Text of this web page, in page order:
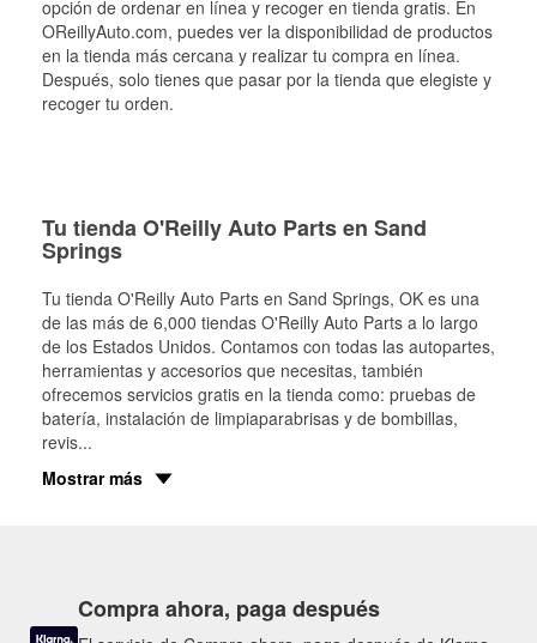
opción de ordenar en línea y recoger en tienda gratis. En
OReillyAuto.com, puedes ver la disponibilidad de productos
en la tienda más cercana y realizar tu compra en línea.
Después, solo tienes que pasar por la tienda que elegiste y
recoger tu orden.
Tu tienda O'Reilly Auto Parts en Sand
Springs
Tu tienda O'Reilly Auto Parts en Sand Springs, OK es una
de las más de 6,000 tiendas O'Reilly Auto Parts a lo largo
de los Estados Unidos. Contamos con todas las autopartes,
herramientas y accesorios que necesitas, también
ofrecemos servicios gratis en la tienda como: pruebas de
batería, instalación de limpiaparabrisas y de bombillas,
revis...
Mostrar más
Compra ahora, paga después